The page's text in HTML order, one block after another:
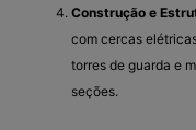
Construção e
com cercas
torres de guarda e
seções.